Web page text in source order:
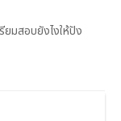
มสอบยังไงให้ปัง